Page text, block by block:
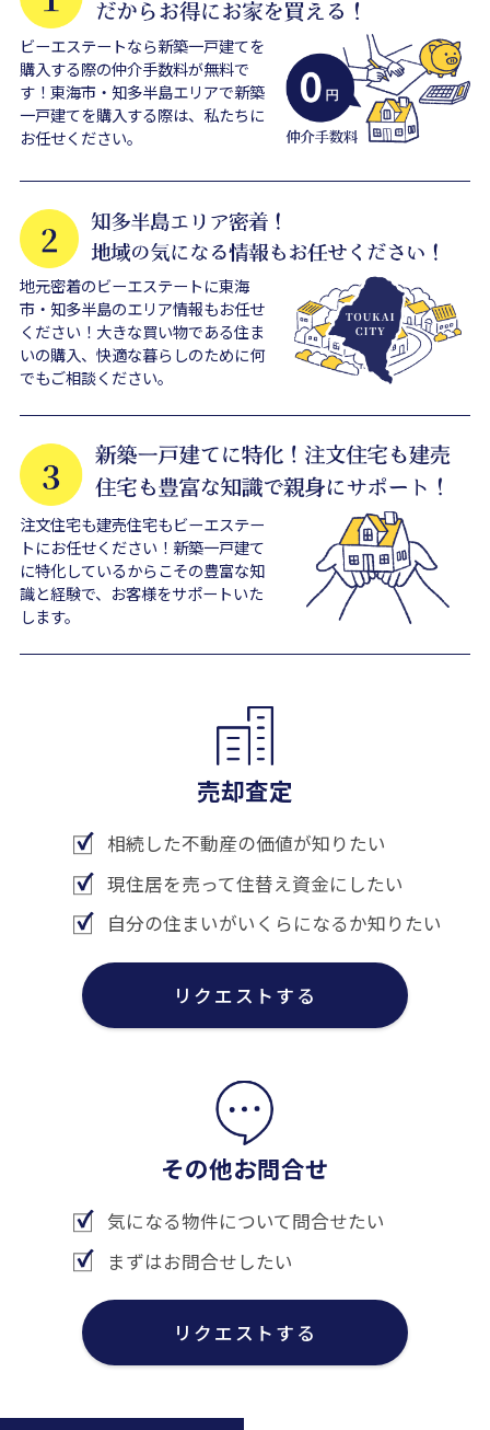
ビーエステートなら新築一戸建てを
購入する際の仲介手数料が無料で
す！東海市・知多半島エリアで新築
一戸建てを購入する際は、私たちに
お任せください。
地元密着のビーエステートに東海
市・知多半島のエリア情報もお任せ
ください！大きな買い物である住ま
いの購入、快適な暮らしのために何
でもご相談ください。
注文住宅も建売住宅もビーエステー
トにお任せください！新築一戸建て
に特化しているからこその豊富な知
識と経験で、お客様をサポートいた
します。
売却査定
相続した不動産の価値が知りたい
現住居を売って住替え資金にしたい
自分の住まいがいくらになるか知りたい
リクエストする
その他お問合せ
気になる物件について問合せたい
まずはお問合せしたい
リクエストする